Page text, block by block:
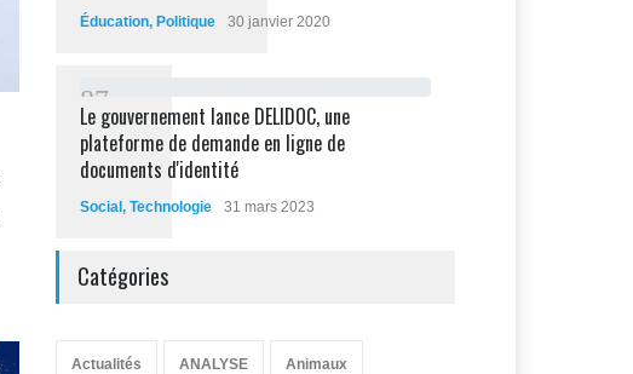
Éducation, Politique 30 janvier 2020
87
Le gouvernement lance DELIDOC, une
plateforme de demande en ligne de
documents d'identité
Social , Technologie 31 mars 2023
Catégories
Actualités ANALYSE Animaux